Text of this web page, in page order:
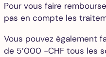
Pour vous faire
pas en compte les
Vous pouvez également
de 5’000 -CHF tous les